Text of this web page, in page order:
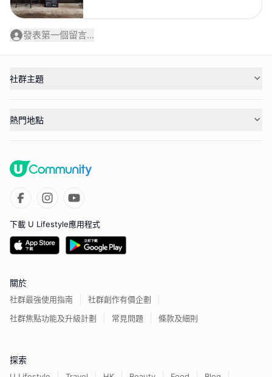
發表第一個留言...
社群主題
熱門地點
下載 U Lifestyle應用程式
關於
社群最強使用指南
社群創作有價企劃
社群焦點功能及升級計劃
常見問題 條款及細則
探索